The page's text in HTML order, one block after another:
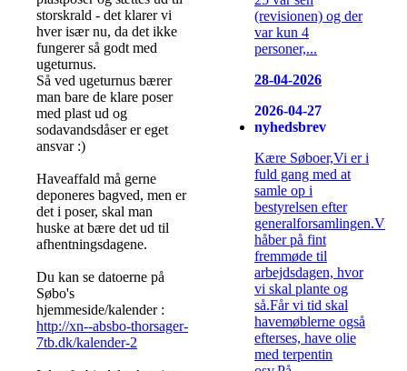
storskrald - det klarer vi
hver især nu, da det ikke
fungerer så godt med
ugeturnus.
Så ved ugeturnus bærer
man bare de klare poser
med plast ud og
sodavandsdåser er eget
ansvar :)
Haveaffald må gerne
deponeres bagved, men er
det i poser, skal man
huske at bære det ud til
afhentningsdagene.
Du kan se datoerne på
Søbo's
hjemmeside/kalender :
http://xn--absbo-thorsager-
7tb.dk/kalender-2
(revisionen) og der
var kun 4
personer,...
28-04-2026
2026-04-27
nyhedsbrev
Kære Søboer,Vi er i
fuld gang med at
samle op i
bestyrelsen efter
generalforsamlingen.Vi
håber på fint
fremmøde til
arbejdsdagen, hvor
vi skal plante og
så.Får vi tid skal
havemøblerne også
efterses, have olie
med terpentin